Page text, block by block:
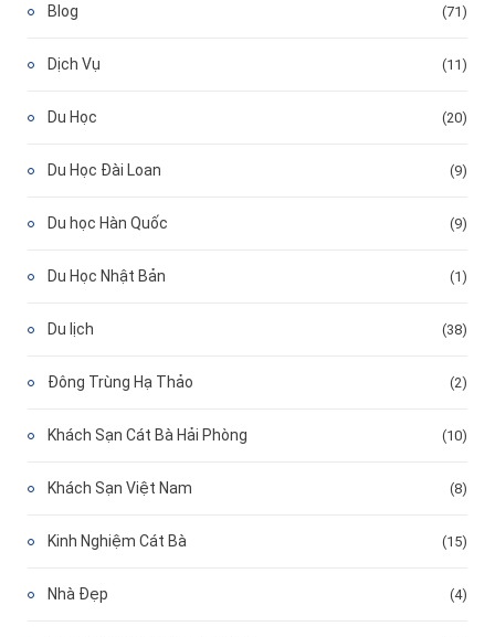
Blog (71)
Dịch Vụ (11)
Du Học (20)
Du Học Đài Loan (9)
Du học Hàn Quốc (9)
Du Học Nhật Bản (1)
Du lịch (38)
Đông Trùng Hạ Thảo (2)
Khách Sạn Cát Bà Hải Phòng (10)
Khách Sạn Việt Nam (8)
Kinh Nghiệm Cát Bà (15)
Nhà Đẹp (4)